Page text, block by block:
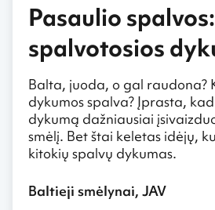
Pasaulio spalvos:
spalvotosios
Balta, juoda, o gal raudona?
dykumos spalva? Įprasta,
dykumą dažniausiai
smėlį. Bet štai keletas idėjų,
kitokių spalvų dykumas.
Baltieji smėlynai, JAV